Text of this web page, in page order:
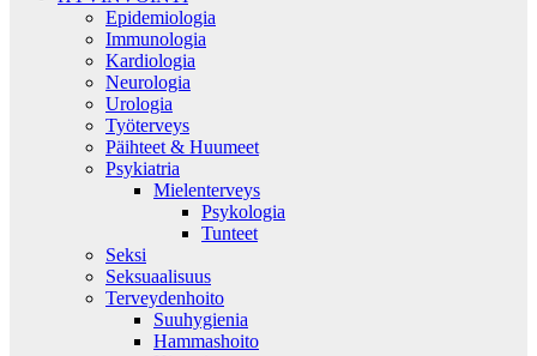
Epidemiologia
Immunologia
Kardiologia
Neurologia
Urologia
Työterveys
Päihteet & Huumeet
Psykiatria
Mielenterveys
Psykologia
Tunteet
Seksi
Seksuaalisuus
Terveydenhoito
Suuhygienia
Hammashoito